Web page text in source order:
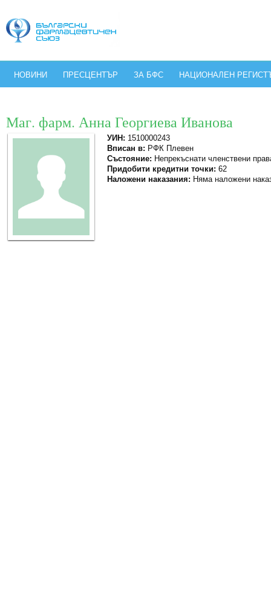
НОВИНИ ПРЕСЦЕНТЪР ЗА БФС НАЦИОНАЛЕН
Маг. фарм. Анна Георгиева Иванова
УИН: 1510000243
Вписан в: РФК Плевен
Състояние: Непрекъснати членствени
Придобити кредитни точки: 62
Наложени наказания: Няма наложени